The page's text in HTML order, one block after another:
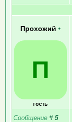
Прохожий •
П
гость
Сообщение # 5